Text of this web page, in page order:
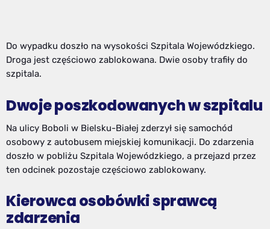
Do wypadku doszło na wysokości Szpitala Wojewódzkiego.
Droga jest częściowo zablokowana. Dwie osoby trafiły do
szpitala.
Dwoje poszkodowanych w szpitalu
Na ulicy Boboli w Bielsku-Białej zderzył się samochód
osobowy z autobusem miejskiej komunikacji. Do zdarzenia
doszło w pobliżu Szpitala Wojewódzkiego, a przejazd przez
ten odcinek pozostaje częściowo zablokowany.
Kierowca osobówki sprawcą
zdarzenia